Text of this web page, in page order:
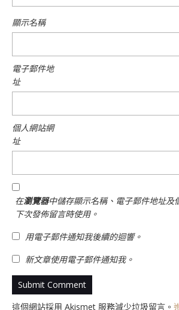
顯示名稱
電子郵件地
址
個人網站網
址
在瀏覽器中儲存顯示名稱、電子郵件地址及
下次發佈留言時使用。
用電子郵件通知我後續的迴響。
新文章使用電子郵件通知我。
這個網站採用 Akismet 服務減少垃圾留言。